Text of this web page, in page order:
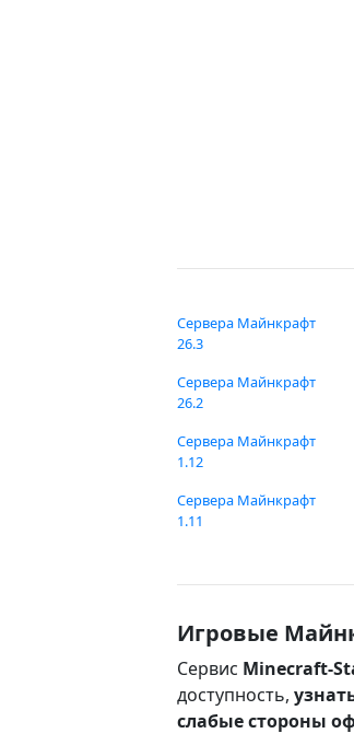
Сервера Майнкрафт
26.3
Сервера Майнкрафт
26.2
Сервера Майнкрафт
1.12
Сервера Майнкрафт
1.11
Игровые
Сервис Minecraft-
доступность,
слабые стороны